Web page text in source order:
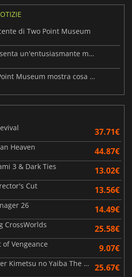
di Two Point Museum
Two Point Museum presenta un'entusiasmante meccanica di gestione
Il nuovo trailer di Two Point Museum mostra cosa significa gestire un museo
37.71€
Heaven 44.87€
3 & Dark Ties 13.02€
Cut 13.56€
26 14.49€
CrossWorlds 25.58€
of Vengeance 9.07€
Demon Slayer Kimetsu no Yaiba The Hinokami Chronicles 2 25.67€